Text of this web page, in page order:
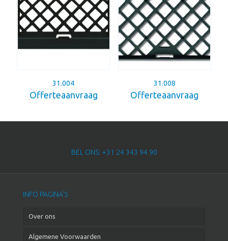
31.004
Offerteaanvraag
31.008
Offerteaanvraag
BEL ONS: +31 24 343 94 90
INFO PAGINA’S
Over ons
Algemene Voorwaarden